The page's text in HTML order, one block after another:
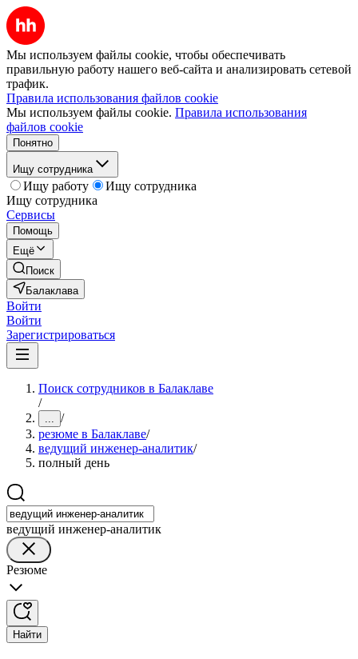
Мы используем файлы cookie, чтобы обеспечивать
правильную работу нашего веб-сайта и анализировать сетевой
трафик.
Правила использования файлов cookie
Мы используем файлы cookie. Правила использования
файлов cookie
Понятно
Ищу сотрудника
Ищу работу
Ищу сотрудника
Ищу сотрудника
Сервисы
Помощь
Ещё
Поиск
Балаклава
Войти
Войти
Зарегистрироваться
Поиск сотрудников в Балаклаве
/
... /
резюме в Балаклаве/
ведущий инженер-аналитик/
полный день
ведущий инженер-аналитик
Резюме
Найти